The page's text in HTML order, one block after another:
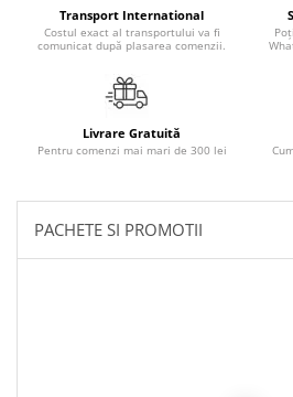
Romane de dragoste, Carti
romantice
Senzatii/Dragoste
Senzatii/Erotic
Senzatii/Suspans
SF & Fantasy
Teatru
Transport International
Costul exact al transportului va fi
comunicat după plasarea comenzii.
Livrare Gratuită
Pentru comenzi mai mari de 300 lei
PACHETE SI PROMOTII